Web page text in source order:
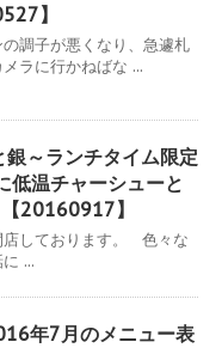
】
調子が悪くなり、急遽札
ラに行かねばな ...
銀～ランチタイム限定
低温チャーシューと
20160917】
店しております。 色々な
...
年7月のメニュー表